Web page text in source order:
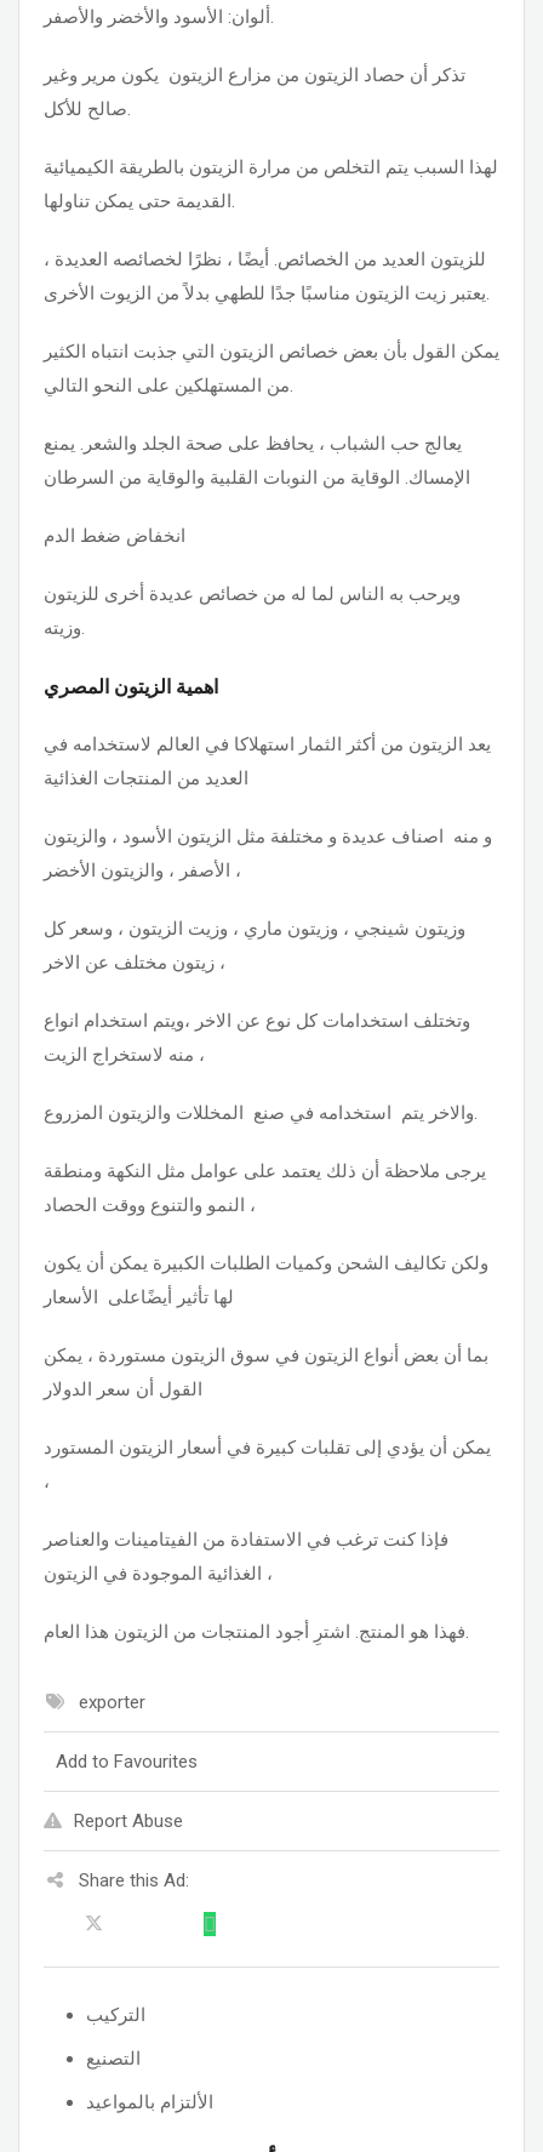
ألوان: الأسود والأخضر والأصفر.
تذكر أن حصاد الزيتون من مزارع الزيتون يكون مرير وغير
صالح للأكل.
لهذا السبب يتم التخلص من مرارة الزيتون بالطريقة الكيميائية
القديمة حتى يمكن تناولها.
للزيتون العديد من الخصائص. أيضًا ، نظرًا لخصائصه العديدة ،
يعتبر زيت الزيتون مناسبًا جدًا للطهي بدلاً من الزيوت الأخرى.
يمكن القول بأن بعض خصائص الزيتون التي جذبت انتباه الكثير
من المستهلكين على النحو التالي.
يعالج حب الشباب ، يحافظ على صحة الجلد والشعر. يمنع
الإمساك. الوقاية من النوبات القلبية والوقاية من السرطان
انخفاض ضغط الدم
ويرحب به الناس لما له من خصائص عديدة أخرى للزيتون
وزيته.
اهمية الزيتون المصري
يعد الزيتون من أكثر الثمار استهلاكا في العالم لاستخدامه في
العديد من المنتجات الغذائية
و منه اصناف عديدة و مختلفة مثل الزيتون الأسود ، والزيتون
الأصفر ، والزيتون الأخضر ،
وزيتون شينجي ، وزيتون ماري ، وزيت الزيتون ، وسعر كل
زيتون مختلف عن الاخر ،
وتختلف استخدامات كل نوع عن الاخر ،ويتم استخدام انواع
منه لاستخراج الزيت ،
والاخر يتم استخدامه في صنع المخللات والزيتون المزروع.
يرجى ملاحظة أن ذلك يعتمد على عوامل مثل النكهة ومنطقة
النمو والتنوع ووقت الحصاد ،
ولكن تكاليف الشحن وكميات الطلبات الكبيرة يمكن أن يكون
لها تأثير أيضًاعلى الأسعار
بما أن بعض أنواع الزيتون في سوق الزيتون مستوردة ، يمكن
القول أن سعر الدولار
يمكن أن يؤدي إلى تقلبات كبيرة في أسعار الزيتون المستورد
،
فإذا كنت ترغب في الاستفادة من الفيتامينات والعناصر
الغذائية الموجودة في الزيتون ،
فهذا هو المنتج. اشترِ أجود المنتجات من الزيتون هذا العام.
exporter
Add to Favourites
Report Abuse
Share this Ad:
التركيب
التصنيع
الألتزام بالمواعيد